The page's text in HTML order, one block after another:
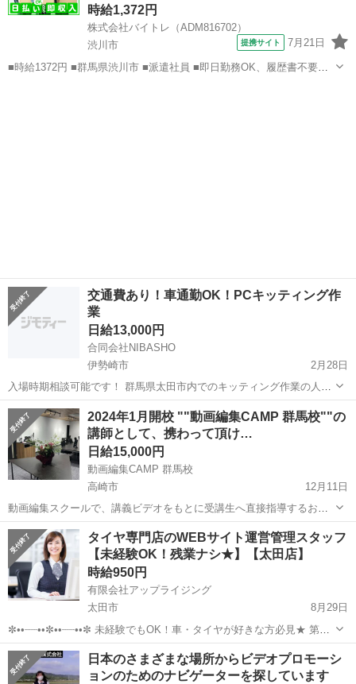
ム…
時給1,372円
株式会社バイトレ（ADM816702）
渋川市
提携サイト 7月21日
■時給1372円 ■群馬県渋川市 ■派遣社員 ■即日勤務OK、履歴書不要、
交通費あり！車通勤OK！PCキッティング作
業
日給13,000円
合同会社NIBASHO
伊勢崎市
2月28日
入場時期相談可能です！ 群馬県太田市内でのキッティング作業の人員
を募集いたします！ 本件6月から動いている案件になり、増員のお話
しをいただいております。 キッティング経験者様や、IT業界に携わり
たい方、フリーランス...
群馬 伊勢崎市 その他 キッティング
2024年1月開校 ""動画編集CAMP 群馬校""の
講師として、携わって頂け…
日給15,000円
動画編集CAMP 群馬校
高崎市
12月11日
動画編集スクールで、講義ビデオをもとに受講生へ直接指導するお仕
事です。 "令和の虎や、YouTube動画編集業界で活躍中「あお」氏 主
催の""動画編集CAMP""は、動画編集におけるノウハウを２日間で学ぶ
ことが出来ます...
群馬 高崎市 その他 動画編集
タイヤ専門店のWEBサイト運営管理スタッフ
【未経験OK！残業ナシ★】【太田店】
時給950円
有限会社アップライジング
太田市
8月29日
✼••┈┈••✼••┈┈••✼ 未経験でもOK！車・タイヤが好きな方必見★ 第三
回ホワイト企業人間 経営賞受賞の企業◎ タイヤ専門店でのWEBサイ
ト運営管理スタッフ(*•̀ᴗ•́*)و ̑̑ ✼••┈...
群馬 太田市 その他 スタッフ
日本のさまざまな場所からビデオプロモーシ
ョンのためのナビゲーターを探しています